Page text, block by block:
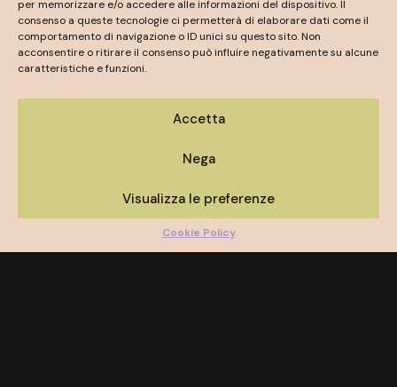
per memorizzare e/o accedere alle informazioni del dispositivo. Il
consenso a queste tecnologie ci permetterà di elaborare dati come il
comportamento di navigazione o ID unici su questo sito. Non
acconsentire o ritirare il consenso può influire negativamente su alcune
caratteristiche e funzioni.
Accetta
Nega
Visualizza le preferenze
Cookie Policy